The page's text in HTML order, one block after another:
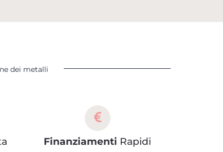
dei metalli
Finanziamenti Rapidi